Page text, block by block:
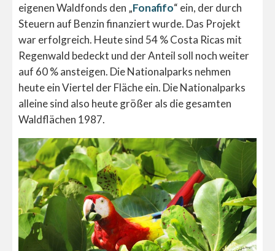
eigenen Waldfonds den „Fonafifo“ ein, der durch
Steuern auf Benzin finanziert wurde. Das Projekt
war erfolgreich. Heute sind 54 % Costa Ricas mit
Regenwald bedeckt und der Anteil soll noch weiter
auf 60 % ansteigen. Die Nationalparks nehmen
heute ein Viertel der Fläche ein. Die Nationalparks
alleine sind also heute größer als die gesamten
Waldflächen 1987.